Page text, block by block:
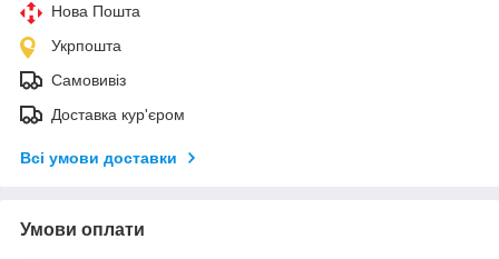
Нова Пошта
Укрпошта
Самовивіз
Доставка кур'єром
Всі умови доставки
Умови оплати